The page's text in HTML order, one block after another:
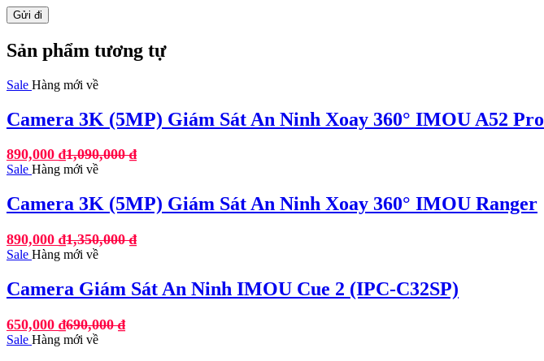
Sản phẩm tương tự
Sale Hàng mới về
Camera 3K (5MP) Giám Sát An Ninh Xoay 360° IMOU A52 Pro
890,000 ₫1,090,000₫
Sale Hàng mới về
Camera 3K (5MP) Giám Sát An Ninh Xoay 360° IMOU Ranger
890,000 ₫1,350,000₫
Sale Hàng mới về
Camera Giám Sát An Ninh IMOU Cue 2 (IPC-C32SP)
650,000 ₫690,000₫
Sale Hàng mới về